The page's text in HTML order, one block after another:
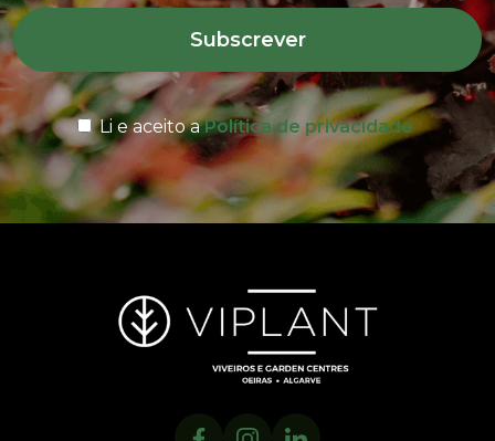
Subscrever
Li e aceito aPolítica de privacidade